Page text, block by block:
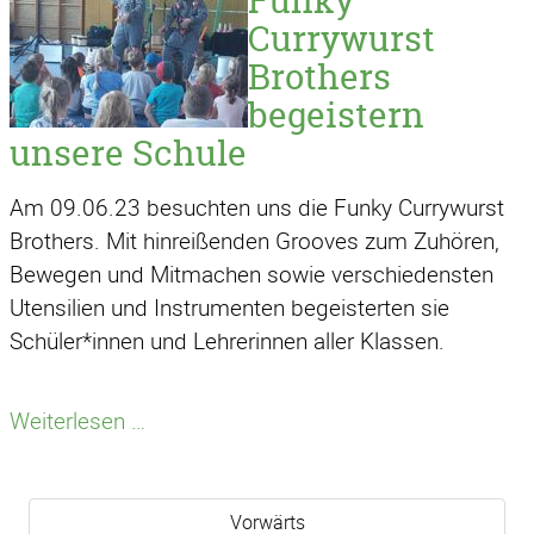
Currywurst
Brothers
begeistern
unsere Schule
Am 09.06.23 besuchten uns die Funky Currywurst
Brothers. Mit hinreißenden Grooves zum Zuhören,
Bewegen und Mitmachen sowie verschiedensten
Utensilien und Instrumenten begeisterten sie
Schüler*innen und Lehrerinnen aller Klassen.
Weiterlesen …
begeisternVorwärts